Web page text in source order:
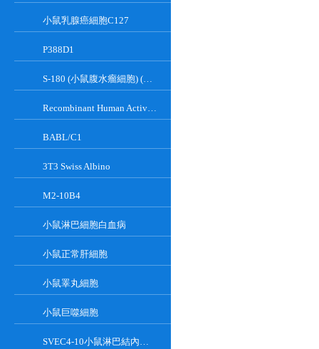
小鼠乳腺癌細胞C127
P388D1
S-180 (小鼠腹水瘤細胞) (種屬鑒定正確)
Recombinant Human Active Focal Adhesion Kinase
BABL/C1
3T3 Swiss Albino
M2-10B4
小鼠淋巴細胞白血病
小鼠正常肝細胞
小鼠睪丸細胞
小鼠巨噬細胞
SVEC4-10小鼠淋巴結內皮細胞